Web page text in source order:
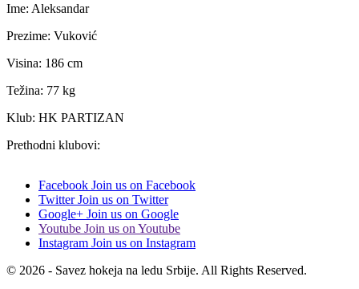
Ime: Aleksandar
Prezime: Vuković
Visina: 186 cm
Težina: 77 kg
Klub: HK PARTIZAN
Prethodni klubovi:
Facebook Join us on Facebook
Twitter Join us on Twitter
Google+ Join us on Google
Youtube Join us on Youtube
Instagram Join us on Instagram
© 2026 - Savez hokeja na ledu Srbije. All Rights Reserved.